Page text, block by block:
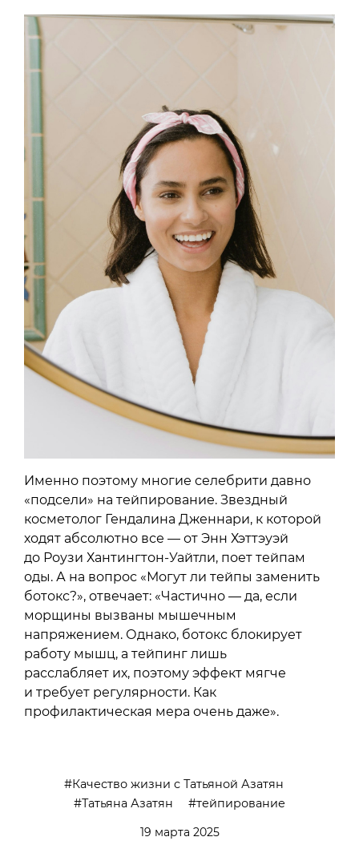
Именно поэтому многие селебрити давно
«подсели» на тейпирование. Звездный
косметолог Гендалина Дженнари, к которой
ходят абсолютно все — от Энн Хэттэуэй
до Роузи Хантингтон-Уайтли, поет тейпам
оды. А на вопрос «Могут ли тейпы заменить
ботокс?», отвечает: «Частично — да, если
морщины вызваны мышечным
напряжением. Однако, ботокс блокирует
работу мышц, а тейпинг лишь
расслабляет их, поэтому эффект мягче
и требует регулярности. Как
профилактическая мера очень даже».
Качество жизни c Татьяной Азатян
Татьяна Азатян
тейпирование
19 марта 2025